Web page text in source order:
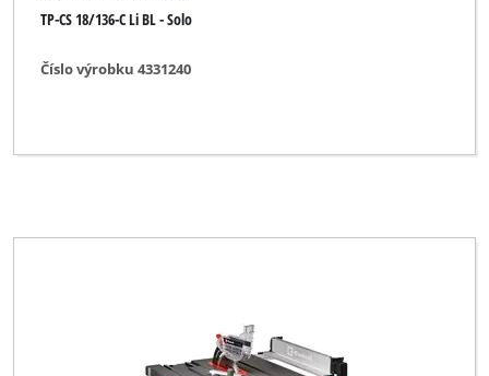
TP-CS 18/136-C Li BL - Solo
Číslo výrobku 4331240